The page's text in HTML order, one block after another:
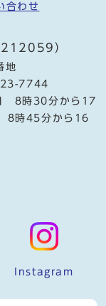
合わせ
）
地
23-7744
8時30分から17
8時45分から16
Instagram